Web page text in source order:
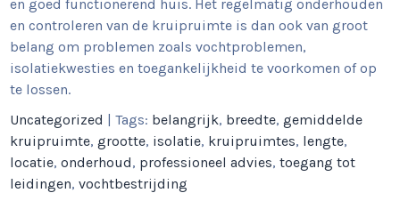
en goed functionerend huis. Het regelmatig onderhouden
en controleren van de kruipruimte is dan ook van groot
belang om problemen zoals vochtproblemen,
isolatiekwesties en toegankelijkheid te voorkomen of op
te lossen.
Uncategorized | Tags: belangrijk, breedte,gemiddelde
kruipruimte,grootte, isolatie, kruipruimtes, lengte,
locatie,onderhoud, professioneel advies,toegang tot
leidingen,vochtbestrijding